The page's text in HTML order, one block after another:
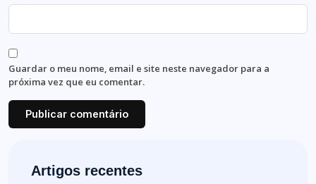
Guardar o meu nome, email e site neste navegador para a
próxima vez que eu comentar.
Artigos recentes